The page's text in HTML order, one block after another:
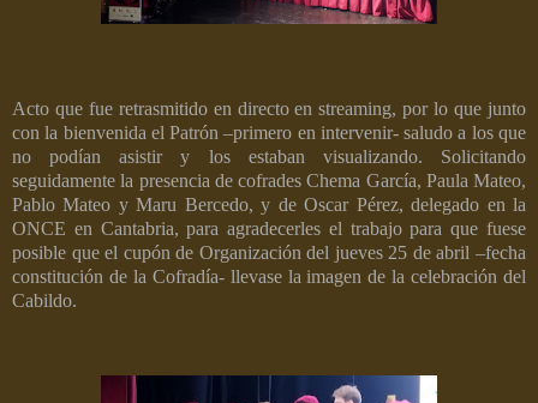
Acto que fue retrasmitido en directo en streaming, por lo que junto
con la bienvenida el Patrón –primero en intervenir- saludo a los que
no podían asistir y los estaban visualizando. Solicitando
seguidamente la presencia de cofrades Chema García, Paula Mateo,
Pablo Mateo y Maru Bercedo, y de Oscar Pérez, delegado en la
ONCE en Cantabria, para agradecerles el trabajo para que fuese
posible que el cupón de Organización del jueves 25 de abril –fecha
constitución de la Cofradía- llevase la imagen de la celebración del
Cabildo.